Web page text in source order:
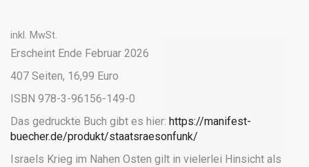
inkl. MwSt.
Erscheint Ende Februar 2026
407 Seiten, 16,99 Euro
ISBN 978-3-96156-149-0
Das gedruckte Buch gibt es hier: https://manifest-
buecher.de/produkt/staatsraesonfunk/
Israels Krieg im Nahen Osten gilt in vielerlei Hinsicht als